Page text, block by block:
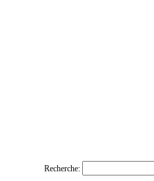
Recherche: